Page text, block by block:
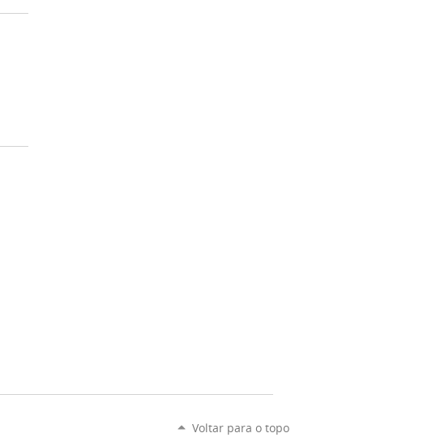
Voltar para o topo